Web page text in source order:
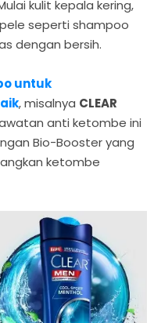
kulit kepala kering,
seperti shampoo
dengan bersih.
untuk
, misalnya CLEAR
anti ketombe ini
Bio-Booster yang
ketombe